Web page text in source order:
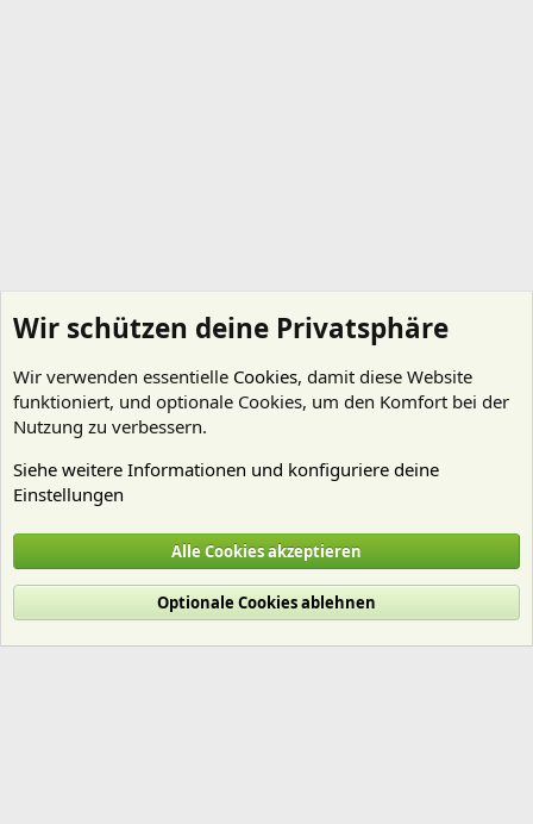
Cookies
Deutsch (Du)
Nutzungsbedingungen
Datenschutz Hilfe und Impressum
R
Wir schützen deine Privatsphäre
Wir verwenden essentielle Cookies, damit diese Website
funktioniert, und optionale Cookies, um den Komfort bei der
Nutzung zu verbessern.
Siehe weitere Informationen und konfiguriere deine
Einstellungen
Alle Cookies akzeptieren
Optionale Cookies ablehnen